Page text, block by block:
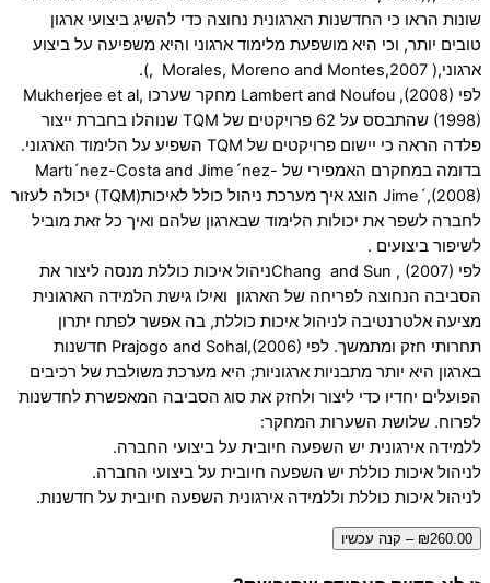
שונות הראו כי החדשנות הארגונית נחוצה כדי להשיג ביצועי ארגון
טובים יותר, וכי היא מושפעת מלימוד ארגוני והיא משפיעה על ביצוע
ארגוני,( Morales, Moreno and Montes,2007 ,).
לפי Lambert and Noufou ,(2008) מחקר שערכו Mukherjee et al,
(1998) שהתבסס על 62 פרויקטים של TQM שנוהלו בחברת ייצור
פלדה הראה כי יישום פרויקטים של TQM השפיע על הלימוד הארגוני.
בדומה במחקרם האמפירי של Martı´nez-Costa and Jime´nez-
Jime´,(2008) הוצג איך מערכת ניהול כולל לאיכות(TQM) יכולה לעזור
לחברה לשפר את יכולות הלימוד שבארגון שלהם ואיך כל זאת מוביל
לשיפור ביצועים .
לפי Chang and Sun , (2007)ניהול איכות כוללת מנסה ליצור את
הסביבה הנחוצה לפריחה של הארגון ואילו גישת הלמידה הארגונית
מציעה אלטרנטיבה לניהול איכות כוללת, בה אפשר לפתח יתרון
תחרותי חזק ומתמשך. לפי Prajogo and Sohal,(2006) חדשנות
בארגון היא יותר מתבניות ארגוניות; היא מערכת משולבת של רכיבים
הפועלים יחדיו כדי ליצור ולחזק את סוג הסביבה המאפשרת לחדשנות
לפרוח. שלושת השערות המחקר:
ללמידה אירגונית יש השפעה חיובית על ביצועי החברה.
לניהול איכות כוללת יש השפעה חיובית על ביצועי החברה.
לניהול איכות כוללת וללמידה אירגונית השפעה חיובית על חדשנות.
₪260.00 – קנה עכשיו